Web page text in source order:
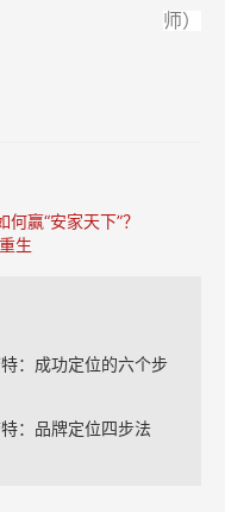
师）
何赢“安家天下”？
生
：成功定位的六个步
：品牌定位四步法